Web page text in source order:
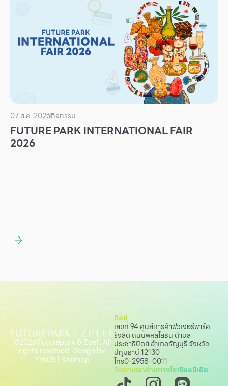
ร่วมงานกับเรา
สิทธิประโยชน์ที่ฟิวเจอร์พาร์ค
07 ส.ค. 2026กิจกรรม
FUTURE PARK INTERNATIONAL FAIR
2026
ที่อยู่
เลขที่ 94 ศูนย์การค้าฟิวเจอร์พาร์ค
รังสิต ถนนพหลโยธิน ตำบล
ประชาธิปัตย์ อำเภอธัญบุรี จังหวัด
ปทุมธานี 12130
โทร0-2958-0011
ติดตามเราผ่านทางโซเชียลมีเดีย
©2026 Futurepark & Zpell. All
rights reserved. Design by
YWDS| Sitemap